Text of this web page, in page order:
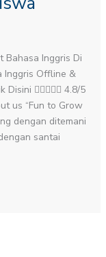
Bahasa Inggris Di
Inggris Offline &
Disini  4.8/5
us “Fun to Grow
dengan ditemani
santai